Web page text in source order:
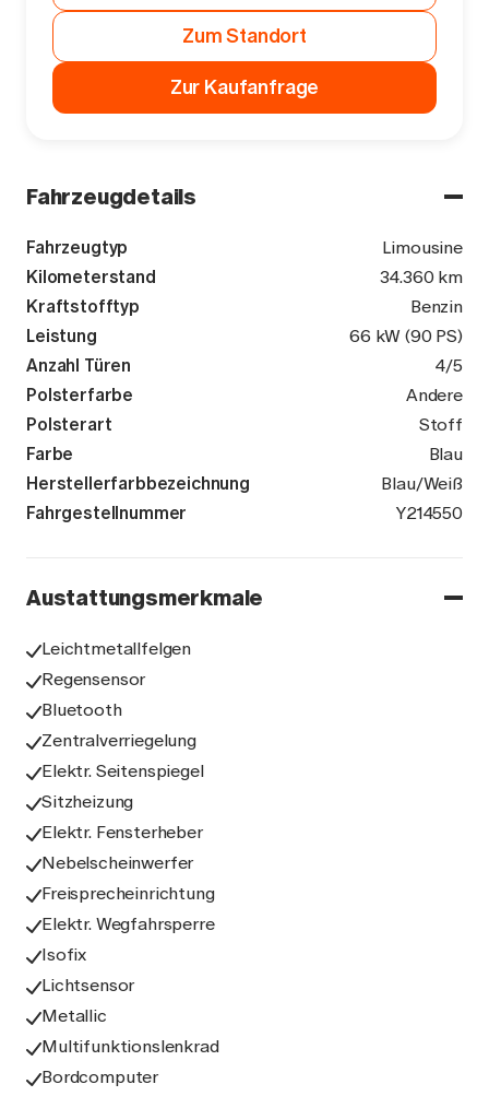
Fahrzeugdetails
Fahrzeugtyp
Limousine
Kilometerstand
34.360 km
Kraftstofftyp
Benzin
Leistung
66 kW (90 PS)
Anzahl Türen
4/5
Polsterfarbe
Andere
Polsterart
Stoff
Farbe
Blau
Herstellerfarbbezeichnung
Blau/Weiß
Fahrgestellnummer
WME4530441Y214550
Austattungsmerkmale
Leichtmetallfelgen
Regensensor
Bluetooth
Zentralverriegelung
Elektr. Seitenspiegel
Sitzheizung
Elektr. Fensterheber
Nebelscheinwerfer
Freisprecheinrichtung
Elektr. Wegfahrsperre
Isofix
Lichtsensor
Metallic
Multifunktionslenkrad
Bordcomputer
Zum Standort
Zur Kaufanfrage